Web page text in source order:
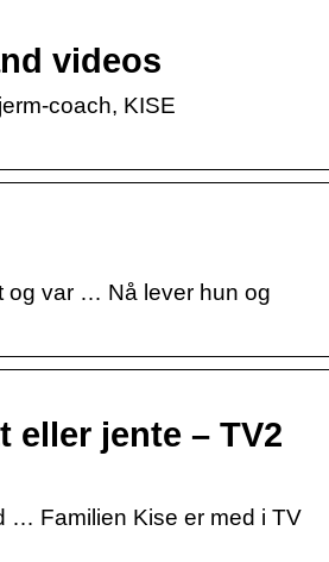
videos
coach, KISE
og var … Nå lever hun og
eller jente – TV2
… Familien Kise er med i TV